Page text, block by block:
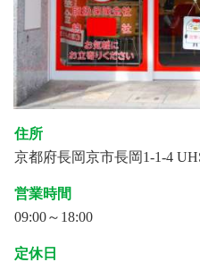
住所
京都府長岡京市長岡1-1-4
営業時間
09:00～18:00
定休日